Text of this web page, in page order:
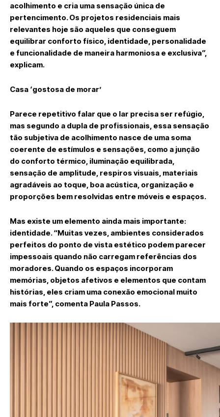
acolhimento e cria uma sensação única de
pertencimento. Os projetos residenciais mais
relevantes hoje são aqueles que conseguem
equilibrar conforto físico, identidade, personalidade
e funcionalidade de maneira harmoniosa e exclusiva”,
explicam.
Casa ‘gostosa de morar’
Parece repetitivo falar que o lar precisa ser refúgio,
mas segundo a dupla de profissionais, essa sensação
tão subjetiva de acolhimento nasce de uma soma
coerente de estímulos e sensações, como a junção
do conforto térmico, iluminação equilibrada,
sensação de amplitude, respiros visuais, materiais
agradáveis ao toque, boa acústica, organização e
proporções bem resolvidas entre móveis e espaços.
Mas existe um elemento ainda mais importante:
identidade. “Muitas vezes, ambientes considerados
perfeitos do ponto de vista estético podem parecer
impessoais quando não carregam referências dos
moradores. Quando os espaços incorporam
memórias, objetos afetivos e elementos que contam
histórias, eles criam uma conexão emocional muito
mais forte”, comenta Paula Passos.